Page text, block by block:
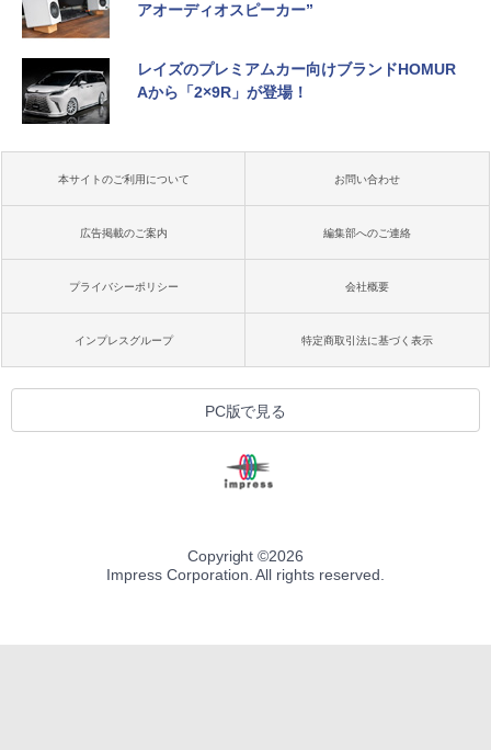
アオーディオスピーカー”
レイズのプレミアムカー向けブランドHOMUR
Aから「2×9R」が登場！
本サイトのご利用について お問い合わせ
広告掲載のご案内 編集部へのご連絡
プライバシーポリシー 会社概要
インプレスグループ 特定商取引法に基づく表示
PC版で見る
Copyright ©2026
Impress Corporation. All rights reserved.